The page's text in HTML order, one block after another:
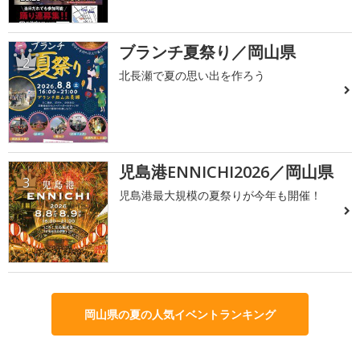
2 ブランチ夏祭り／岡山県
北長瀬で夏の思い出を作ろう
3 児島港ENNICHI2026／岡山県
児島港最大規模の夏祭りが今年も開催！
岡山県の夏の人気イベントランキング